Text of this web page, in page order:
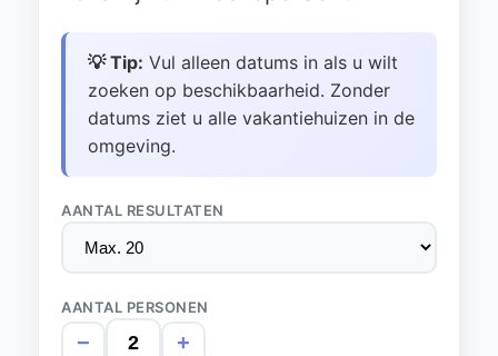
💡 Tip: Vul alleen datums in als u wilt
zoeken op beschikbaarheid. Zonder
datums ziet u alle vakantiehuizen in de
omgeving.
AANTAL RESULTATEN
AANTAL PERSONEN
− +